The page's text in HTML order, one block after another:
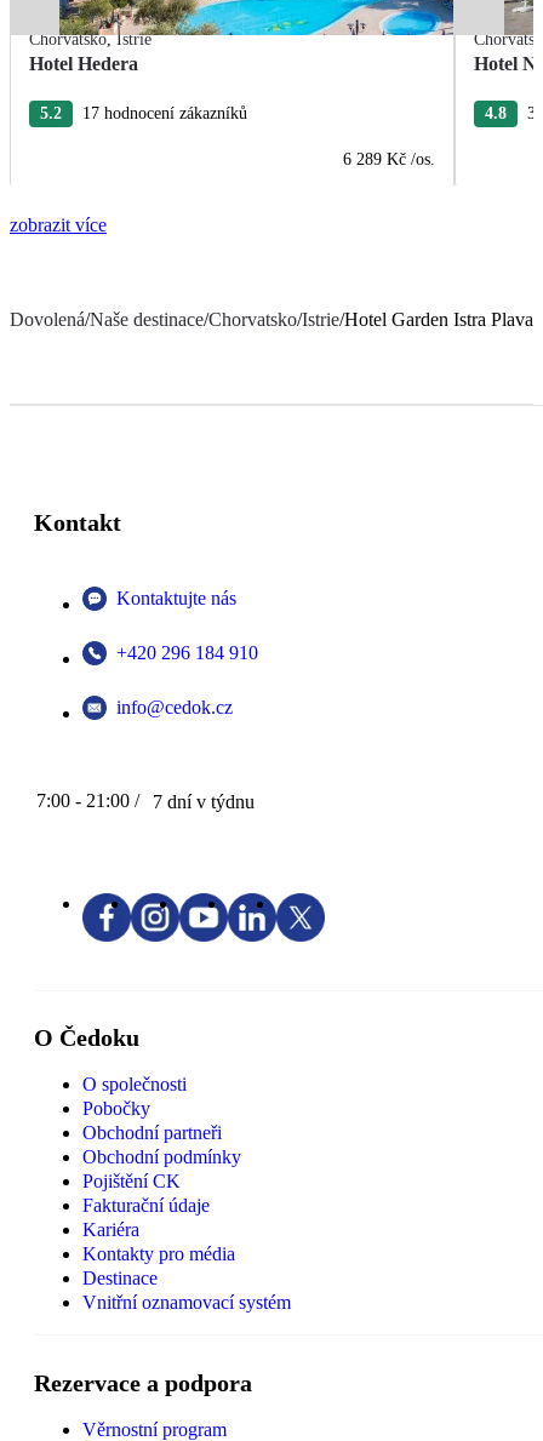
Chorvatsko,Istrie
Hotel Hedera
5.2 17 hodnocení zákazníků
6 289 Kč /os.
Hotel
4.8
zobrazit více
Dovolená/Naše destinace/Chorvatsko/Istrie/Hotel Garden Istra Plava
Kontakt
Kontaktujte nás
+420 296 184 910
info@cedok.cz
7:00 - 21:00 / 7 dní v týdnu
O Čedoku
O společnosti
Pobočky
Obchodní partneři
Obchodní podmínky
Pojištění CK
Fakturační údaje
Kariéra
Kontakty pro média
Destinace
Vnitřní oznamovací systém
Rezervace a podpora
Věrnostní program